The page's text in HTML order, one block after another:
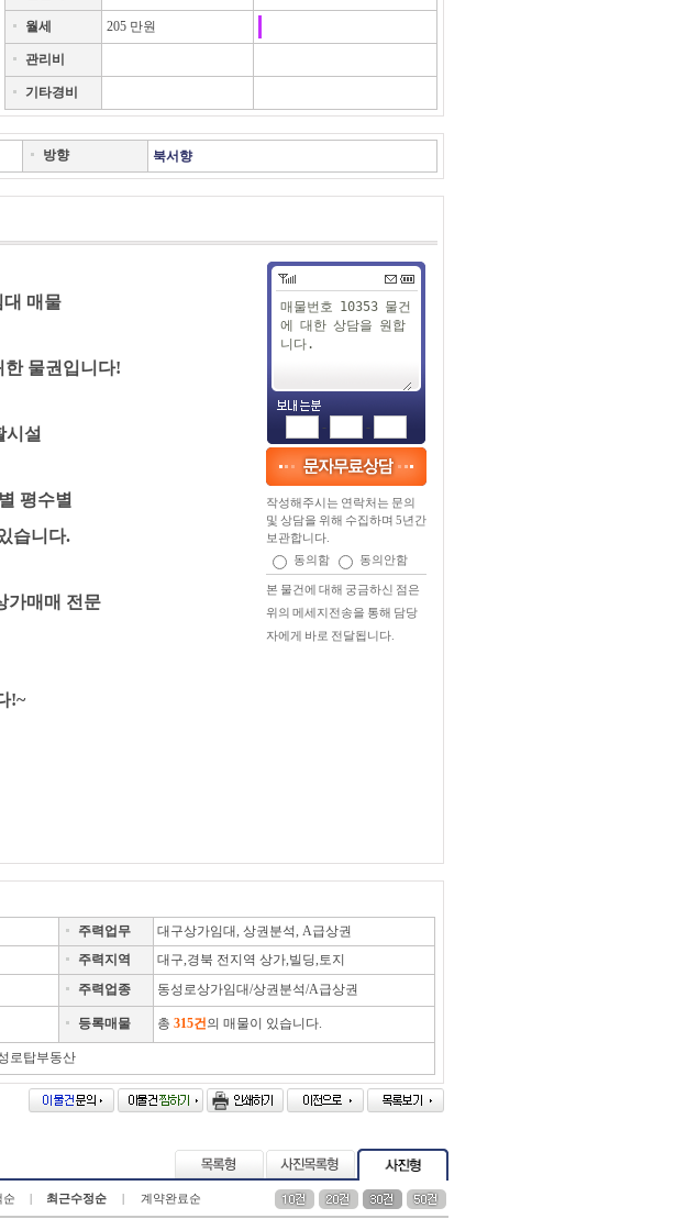
월세 205 만원
관리비
기타경비
방향 북서향
매물
한 물권입니다!
시설
평수별
습니다.
가매매 전문
!~
- -
작성해주시는 연락처는 문의
및 상담을 위해 수집하며 5년간
보관합니다.
동의함
동의안함
본 물건에 대해 궁금하신 점은
위의 메세지전송을 통해 담당
자에게 바로 전달됩니다.
주력업무
대구상가임대, 상권분석, A급상권
주력지역
대구,경북 전지역 상가,빌딩,토지
주력업종 동성로상가임대/상권분석/A급상권
등록매물 총 315건의 매물이 있습니다.
로탑부동산
순 | 최근수정순 | 계약완료순